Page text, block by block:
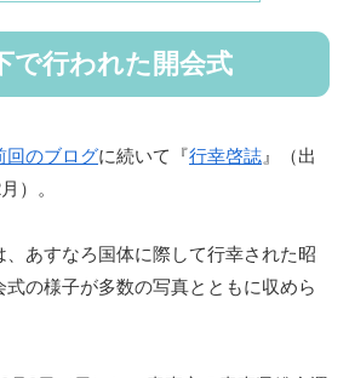
で行われた開会式
回のブログに続いて『行幸啓誌 』（出
）。
、あすなろ国体に際して行幸された昭
の様子が多数の写真とともに収めら